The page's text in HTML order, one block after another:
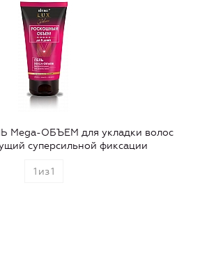
Mega-ОБЪЕМ для укладки волос
суперсильной фиксации
1 из1